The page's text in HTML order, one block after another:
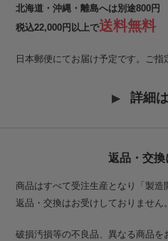
北海道・沖縄・離島へは別途800円
税込22,000円以上で送料無料
日本郵便にてお届け予定です。ご指
詳細
返品・交換
商品はすべて受注生産となり「製造
返品・交換はお受けしておりません。
破損汚損等の不良品、異なる商品